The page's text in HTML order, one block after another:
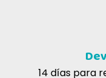
cane si abitua subito
per far mangiare in
14 días para